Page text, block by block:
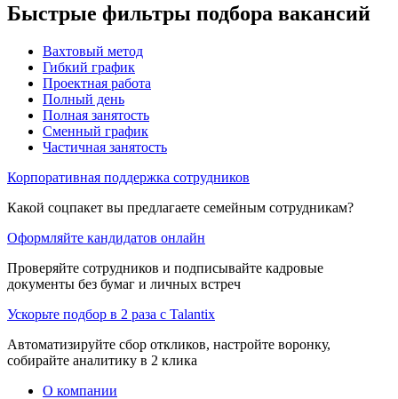
Быстрые фильтры подбора вакансий
Вахтовый метод
Гибкий график
Проектная работа
Полный день
Полная занятость
Сменный график
Частичная занятость
Корпоративная поддержка сотрудников
Какой соцпакет вы предлагаете семейным сотрудникам?
Оформляйте кандидатов онлайн
Проверяйте сотрудников и подписывайте кадровые
документы без бумаг и личных встреч
Ускорьте подбор в 2 раза с Talantix
Автоматизируйте сбор откликов, настройте воронку,
собирайте аналитику в 2 клика
О компании